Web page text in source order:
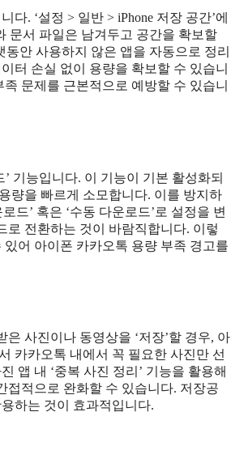
. ‘설정 > 일반 > iPhone 저장 공간’에
문서 파일은 남겨두고 공간을 확보할
안 사용하지 않은 앱을 자동으로 정리
터 손실 없이 용량을 확보할 수 있습니
문제를 근본적으로 예방할 수 있습니
기능입니다. 이 기능이 기본 활성화되
량을 빠르게 소모합니다. 이를 방지하
드’ 혹은 ‘수동 다운로드’로 설정을 변
전환하는 것이 바람직합니다. 이렇
어 아이폰 카카오톡 용량 부족 경고를
사진이나 동영상을 ‘저장’할 경우, 아
카카오톡 내에서 꼭 필요한 사진만 선
앱 내 ‘중복 사진 정리’ 기능을 활용해
접적으로 완화할 수 있습니다. 저장공
하는 것이 효과적입니다.